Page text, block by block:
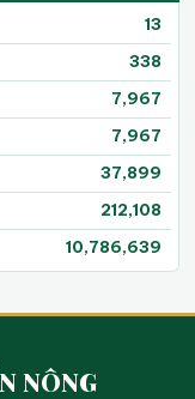
13
338
7,967
7,967
37,899
212,108
10,786,639
NÔNG